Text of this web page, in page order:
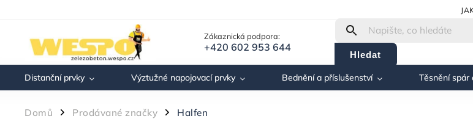
Zákaznická podpora:
+420 602 953 644
Hledat
Distanční prvky Výztužné napojovací prvky Bednění a příslušenství Těsnění spár
Domů / Prodávané značky / Halfen